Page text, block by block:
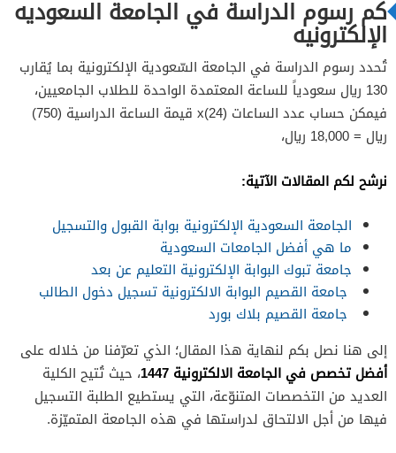
كم رسوم الدراسة في الجامعة السعوديه
الإلكترونيه
تُحدد رسوم الدراسة في الجامعة السّعودية الإلكترونية بما يُقارب
130 ريال سعودياً للساعة المعتمدة الواحدة للطلاب الجامعيين،
فيمكن حساب عدد الساعات (24)x قيمة الساعة الدراسية (750)
ريال = 18,000 ريال،
نرشح لكم المقالات الآتية:
الجامعة السعودية الإلكترونية بوابة القبول والتسجيل
ما هي أفضل الجامعات السعودية
جامعة تبوك البوابة الإلكترونية التعليم عن بعد
جامعة القصيم البوابة الالكترونية تسجيل دخول الطالب
جامعة القصيم بلاك بورد
إلى هنا نصل بكم لنهاية هذا المقال؛ الذي تعرّفنا من خلاله على
أفضل تخصص في الجامعة الالكترونية 1447
، حيث تُتيح الكلية
العديد من التخصصات المتنوّعة، التي يستطيع الطلبة التسجيل
فيها من أجل الالتحاق لدراستها في هذه الجامعة المتميّزة.